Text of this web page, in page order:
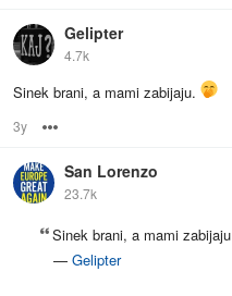
Gelipter
4.7k
Sinek brani, a mami zabijaju.
3y
San Lorenzo
23.7k
Sinek brani, a mami zabijaju
— Gelipter